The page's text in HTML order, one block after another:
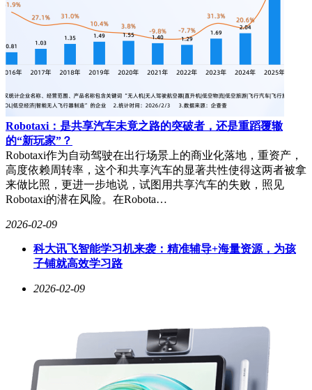
Robotaxi：是共享汽车未竟之路的突破者，还是重蹈覆辙
的“新玩家”？
Robotaxi作为自动驾驶在出行场景上的商业化落地，重资产，
高度依赖周转率，这个和共享汽车的显著共性使得这两者被拿
来做比照，更进一步地说，试图用共享汽车的失败，照见
Robotaxi的潜在风险。在Robota…
2026-02-09
科大讯飞智能学习机来袭：精准辅导+海量资源，为孩
子铺就高效学习路
2026-02-09